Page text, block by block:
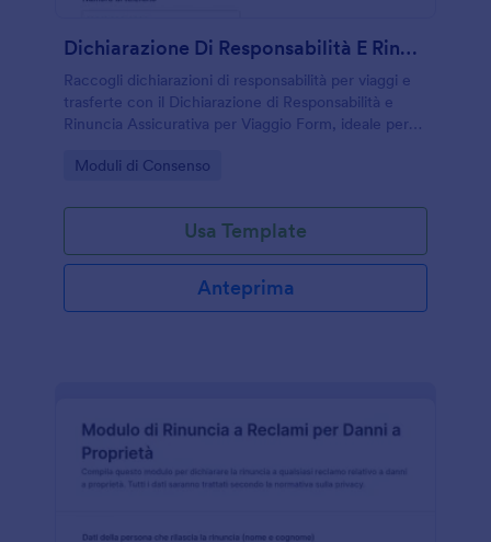
Dichiarazione Di Responsabilità E Rinuncia Assicurativa Viaggio
Raccogli dichiarazioni di responsabilità per viaggi e
trasferte con il Dichiarazione di Responsabilità e
Rinuncia Assicurativa per Viaggio Form, ideale per
consensi e dati dei partecipanti online con Jotform.
Go to Category:
Moduli di Consenso
Usa Template
Anteprima